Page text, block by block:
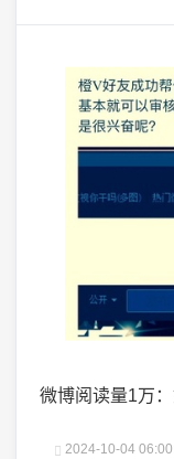
微博阅读量1万
2024-10-04